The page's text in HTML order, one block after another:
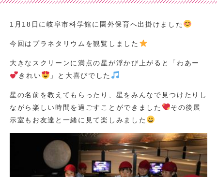
1月18日に岐阜市科学館に園外保育へ出掛けました
今回はプラネタリウムを観覧しました
大きなスクリーンに満点の星が浮かび上がると「わあー
きれい
」と大喜びでした
星の名前を教えてもらったり、星をみんなで見つけたりし
ながら楽しい時間を過ごすことができました
その後展
示室もお友達と一緒に見て楽しみました